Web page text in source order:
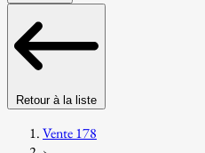
Retour à la liste
Vente 178